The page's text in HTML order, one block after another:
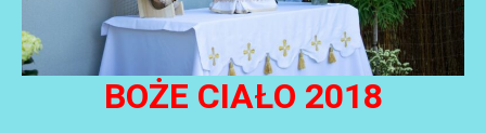
BOŻE CIAŁO 2018